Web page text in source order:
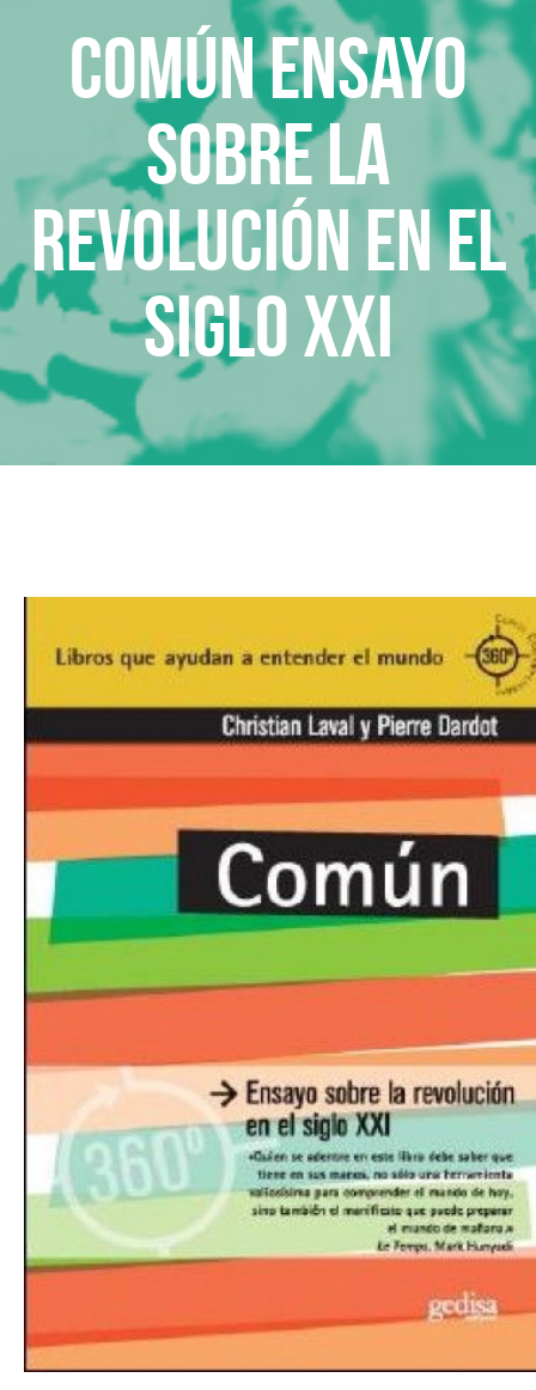
COMÚN Ensayo
sobre la
revolución en el
siglo XXI